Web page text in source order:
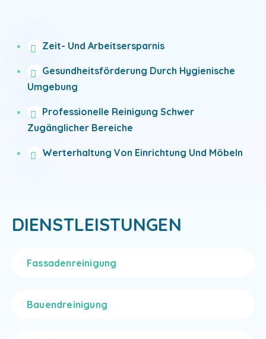
Zeit- Und Arbeitsersparnis
Gesundheitsförderung Durch Hygienische
Umgebung
Professionelle Reinigung Schwer
Zugänglicher Bereiche
Werterhaltung Von Einrichtung Und Möbeln
DIENSTLEISTUNGEN
Fassadenreinigung
Bauendreinigung